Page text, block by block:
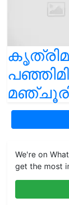
We're on
get the most